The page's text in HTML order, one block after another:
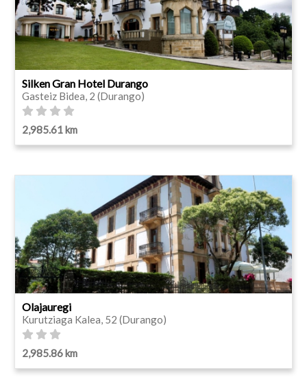
Silken Gran Hotel Durango
Gasteiz Bidea, 2 (Durango)
2,985.61 km
Olajauregi
Kurutziaga Kalea, 52 (Durango)
2,985.86 km